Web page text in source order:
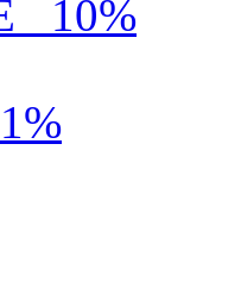
10%